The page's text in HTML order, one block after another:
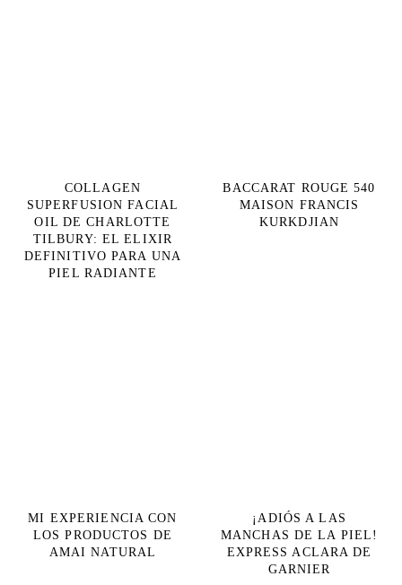
COLLAGEN
SUPERFUSION FACIAL
OIL DE CHARLOTTE
TILBURY: EL ELIXIR
DEFINITIVO PARA UNA
PIEL RADIANTE
BACCARAT ROUGE 540
MAISON FRANCIS
KURKDJIAN
MI EXPERIENCIA CON
LOS PRODUCTOS DE
AMAI NATURAL
¡ADIÓS A LAS
MANCHAS DE LA PIEL!
EXPRESS ACLARA DE
GARNIER